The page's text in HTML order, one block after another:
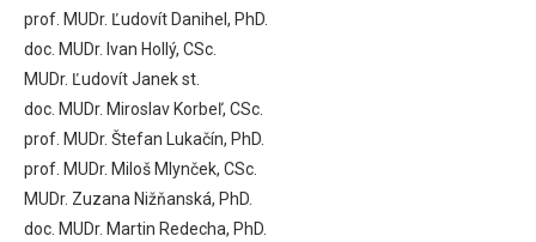
prof. MUDr. Ľudovít Danihel, PhD.
doc. MUDr. Ivan Hollý, CSc.
MUDr. Ľudovít Janek st.
doc. MUDr. Miroslav Korbeľ, CSc.
prof. MUDr. Štefan Lukačín, PhD.
prof. MUDr. Miloš Mlynček, CSc.
MUDr. Zuzana Nižňanská, PhD.
doc. MUDr. Martin Redecha, PhD.